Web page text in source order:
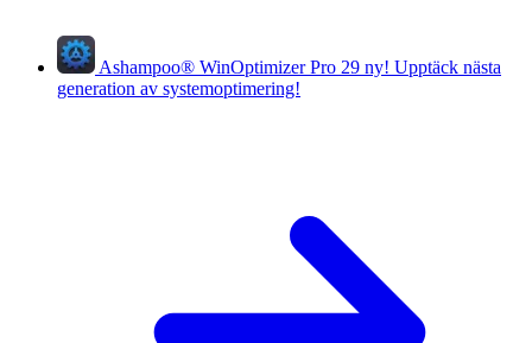
Ashampoo® WinOptimizer Pro 29 ny! Upptäck nästa
generation av systemoptimering!